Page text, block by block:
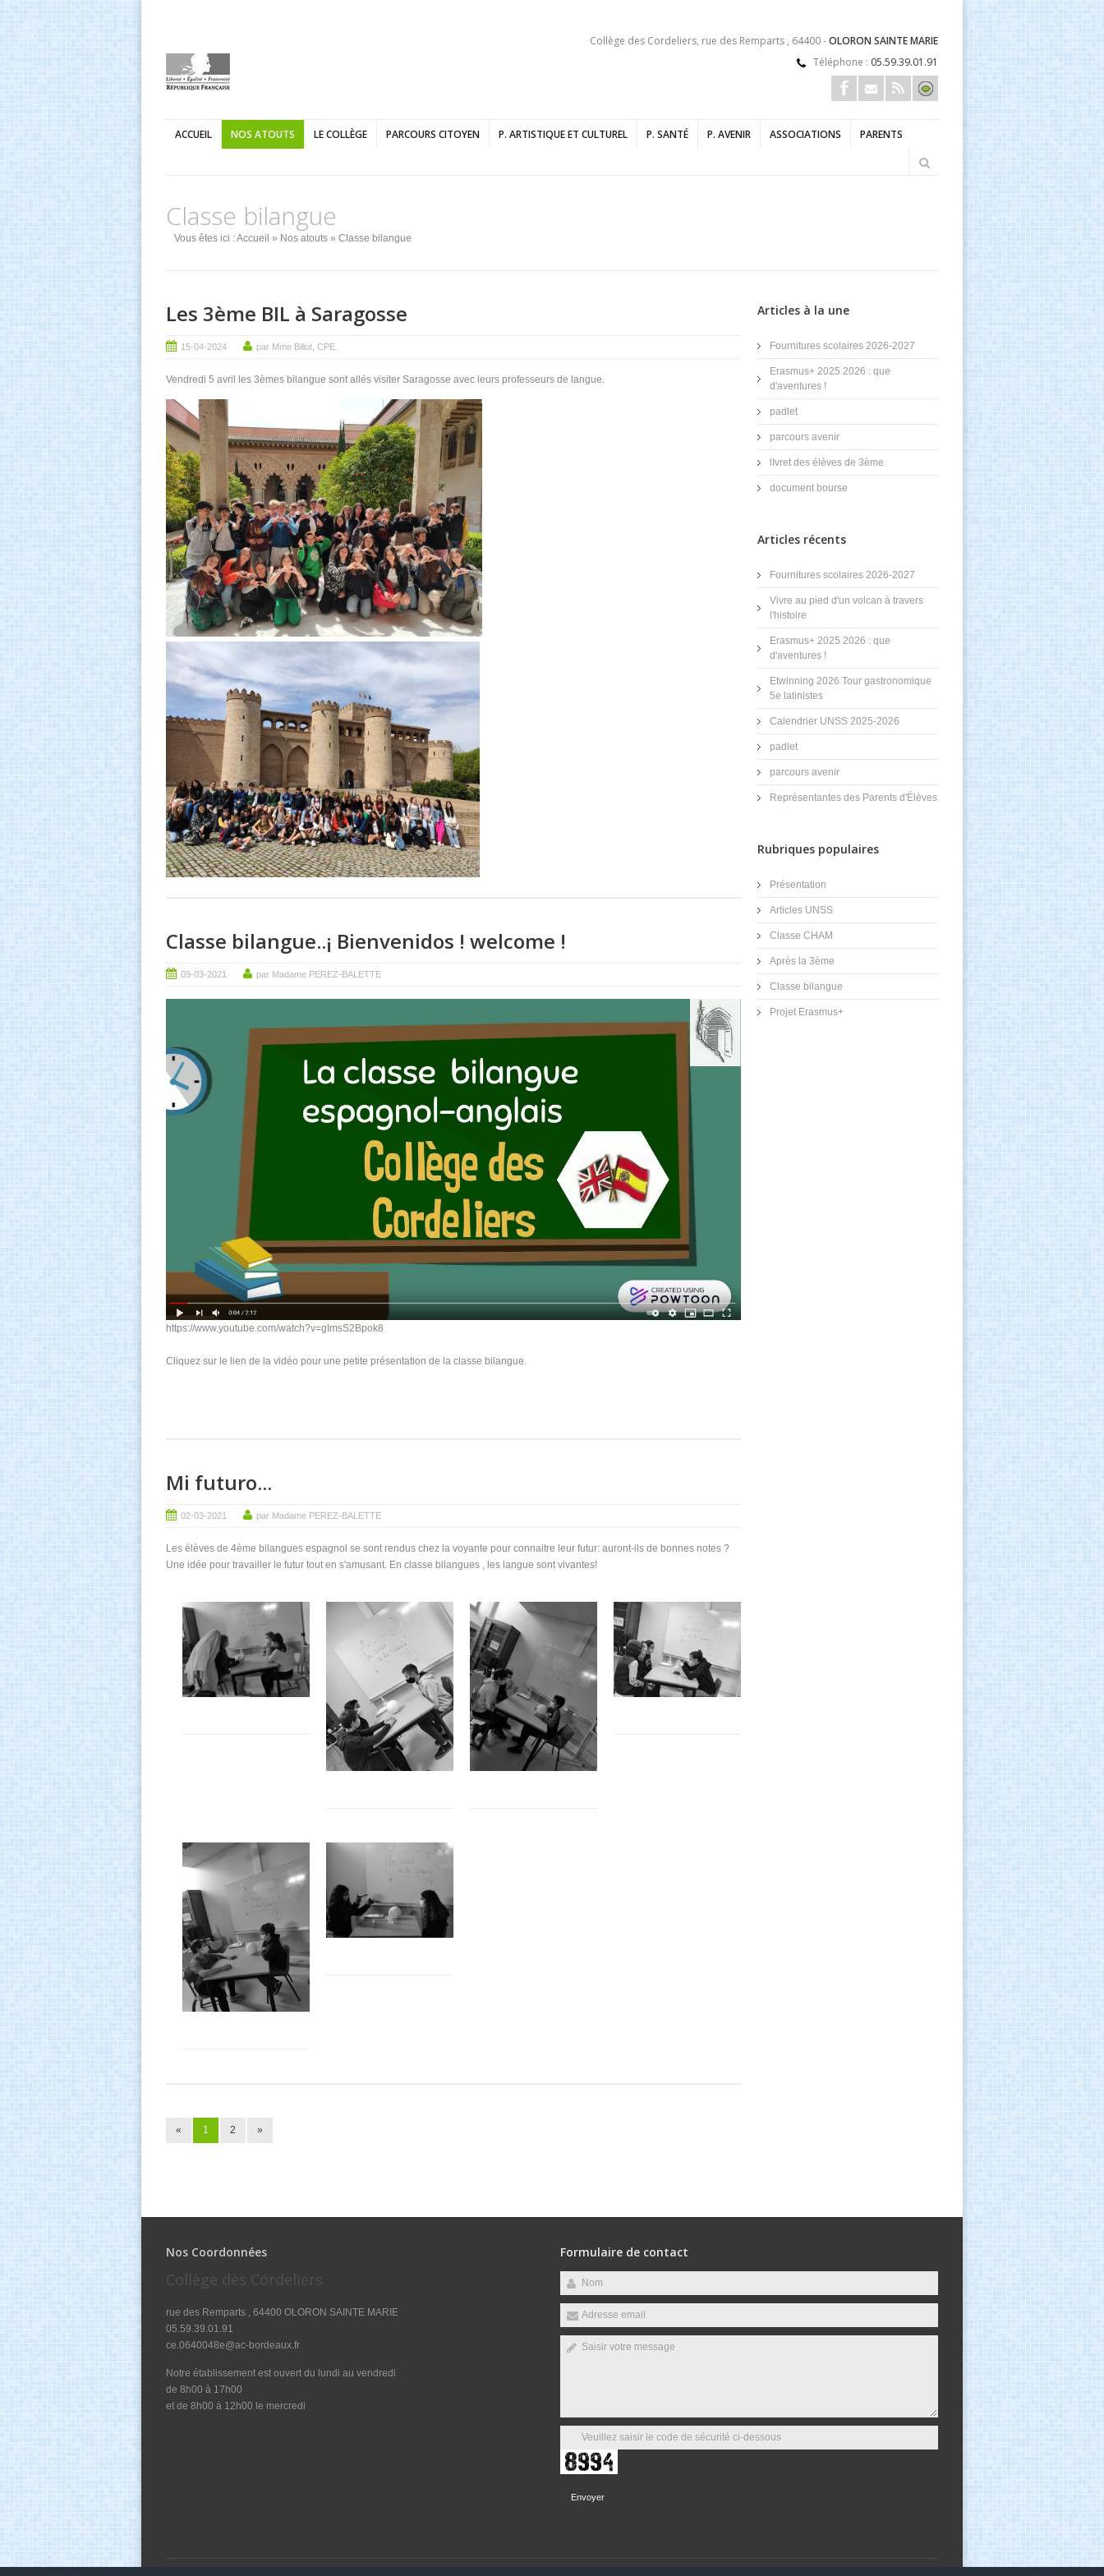
Collège des Cordeliers, rue des Remparts , 64400 -OLORON SAINTE MARIE
Téléphone : 05.59.39.01.91
ACCUEIL NOS ATOUTS LE COLLÈGE PARCOURS CITOYEN P. ARTISTIQUE ET CULTUREL P. SANTÉ P. AVENIR ASSOCIATIONS PARENTS
Classe bilangue
Vous êtes ici :Accueil » Nos atouts » Classe bilangue
Les 3ème BIL à Saragosse
15-04-2024 par Mme Billot, CPE.
Vendredi 5 avril les 3èmes bilangue sont allés visiter Saragosse avec leurs professeurs de langue.
Classe bilangue..¡ Bienvenidos ! welcome !
09-03-2021 par Madame PEREZ-BALETTE
https://www.youtube.com/watch?v=gImsS2Bpok8
Cliquez sur le lien de la vidéo pour une petite présentation de la classe bilangue.
Mi futuro...
02-03-2021 par Madame PEREZ-BALETTE
Les élèves de 4ème bilangues espagnol se sont rendus chez la voyante pour connaitre leur futur: auront-ils de bonnes notes ?
Une idée pour travailler le futur tout en s'amusant. En classe bilangues , les langue sont vivantes!
« 1 2 »
Articles à la une
Fournitures scolaires 2026-2027
Erasmus+ 2025 2026 : que
d'aventures !
padlet
parcours avenir
lIvret des élèves de 3ème
document bourse
Articles récents
Fournitures scolaires 2026-2027
Vivre au pied d'un volcan à travers
l'histoire
Erasmus+ 2025 2026 : que
d'aventures !
Etwinning 2026 Tour gastronomique
5e latinistes
Calendrier UNSS 2025-2026
padlet
parcours avenir
Représentantes des Parents d'Élèves
Rubriques populaires
Présentation
Articles UNSS
Classe CHAM
Après la 3ème
Classe bilangue
Projet Erasmus+
Nos Coordonnées
Collège des Cordeliers
rue des Remparts , 64400 OLORON SAINTE MARIE
05.59.39.01.91
ce.0640048e@ac-bordeaux.fr
Notre établissement est ouvert du lundi au vendredi
de 8h00 à 17h00
et de 8h00 à 12h00 le mercredi
Formulaire de contact
Envoyer